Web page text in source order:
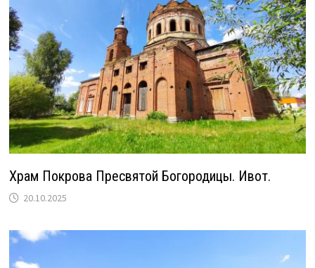
Храм Покрова Пресвятой Богородицы. Ивот.
20.10.2025